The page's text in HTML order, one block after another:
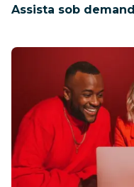
attention have
Assista sob